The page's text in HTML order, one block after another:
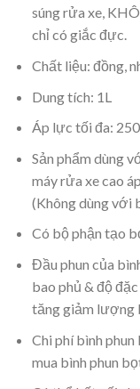
súng rửa xe,
chỉ có giắc đực.
Chất liệu: đồng,
Dung tích: 1L
Áp lực tối đa:
Sản phẩm dùng
máy rửa xe cao
(Không dùng với
Có bộ phận tạo
Đầu phun của
bao phủ & độ
tăng giảm lượng
Chi phí bình
mua bình phun